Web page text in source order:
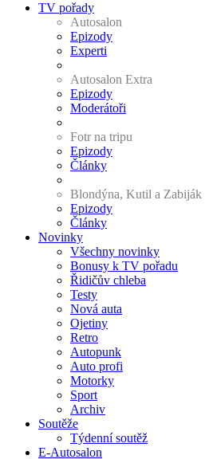
TV pořady
Autosalon
Epizody
Experti
Autosalon Extra
Epizody
Moderátoři
Fotr na tripu
Epizody
Články
Blondýna, Kutil a Zabiják
Epizody
Články
Novinky
Všechny novinky
Bonusy k TV pořadu
Řidičův chleba
Testy
Nová auta
Ojetiny
Retro
Autopunk
Auto profi
Motorky
Sport
Archiv
Soutěže
Týdenní soutěž
E-Autosalon